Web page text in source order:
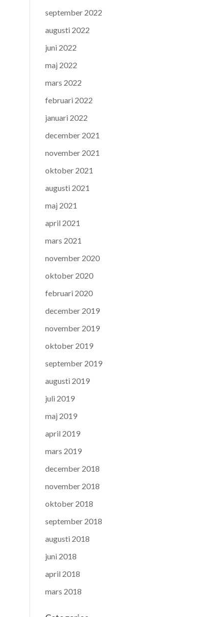
september 2022
augusti 2022
juni 2022
maj 2022
mars 2022
februari 2022
januari 2022
december 2021
november 2021
oktober 2021
augusti 2021
maj 2021
april 2021
mars 2021
november 2020
oktober 2020
februari 2020
december 2019
november 2019
oktober 2019
september 2019
augusti 2019
juli 2019
maj 2019
april 2019
mars 2019
december 2018
november 2018
oktober 2018
september 2018
augusti 2018
juni 2018
april 2018
mars 2018